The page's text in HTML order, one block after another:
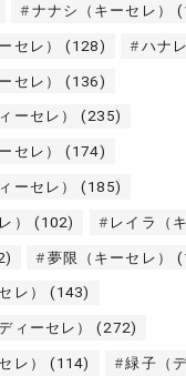
ナナシ（キーセレ）
セレ） (128) ハナレ
セレ） (136)
ーセレ） (235)
セレ） (174)
ーセレ） (185)
） (102) レイラ（
夢限（キーセレ）
レ） (143)
ィーセレ） (272)
レ） (114) 緑子（